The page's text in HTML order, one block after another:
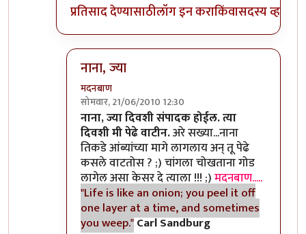
प्रतिसाद देण्यासाठीलॉग इन कराकिंवासदस्य व्हा
नाना, ज्या
मदनबाण
सोमवार, 21/06/2010 12:30
In reply to>>काहीbyII विकास II
नाना, ज्या दिवशी संपादक होईल. त्या
दिवशी मी पेढे वाटीन.अरे सख्या...नाना
तिकडे आंब्यांच्या मागे लागलाय अन् तू पेढे
कसले वाटतोस ? ;) चांगला चोखताना गोड
लागेल असा केसर दे त्याला !!! ;)मदनबाण.....
"Life is like an onion; you peel it off
one layer at a time, and sometimes
you weep."Carl Sandburg